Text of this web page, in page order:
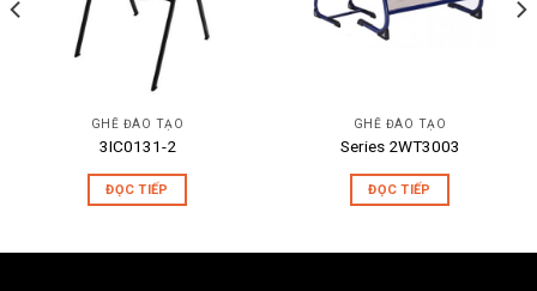
GHẾ ĐÀO TẠO
3IC0131-2
ĐỌC TIẾP
GHẾ ĐÀO TẠO
Series 2WT3003
ĐỌC TIẾP